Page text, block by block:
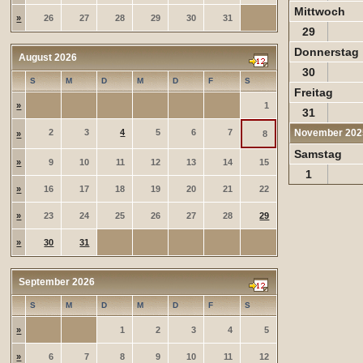
» 26 27 28 29 30 31
August 2026
S M D M D F S
» 1
» 2 3 4 5 6 7 8
» 9 10 11 12 13 14 15
» 16 17 18 19 20 21 22
» 23 24 25 26 27 28 29
» 30 31
September 2026
S M D M D F S
» 1 2 3 4 5
» 6 7 8 9 10 11 12
Mittwoch
29
Donnerstag
30
Freitag
31
November
Samstag
1